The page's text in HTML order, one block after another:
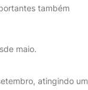
também
maio.
atingindo um